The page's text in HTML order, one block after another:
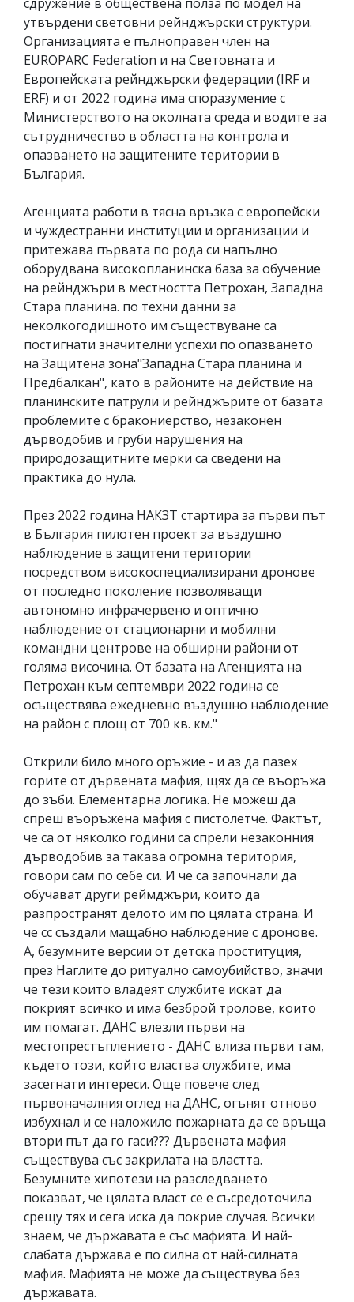
утвърдени световни рейнджърски структури.
Организацията е пълноправен член на
EUROPARC Federation и на Световната и
Европейската рейнджърски федерации (IRF и
ERF) и от 2022 година има споразумение с
Министерството на околната среда и водите за
сътрудничество в областта на контрола и
опазването на защитените територии в
България.
Агенцията работи в тясна връзка с европейски
и чуждестранни институции и организации и
притежава първата по рода си напълно
оборудвана високопланинска база за обучение
на рейнджъри в местността Петрохан, Западна
Стара планина. по техни данни за
неколкогодишното им съществуване са
постигнати значителни успехи по опазването
на Защитена зона"Западна Стара планина и
Предбалкан", като в районите на действие на
планинските патрули и рейнджърите от базата
проблемите с бракониерство, незаконен
дърводобив и груби нарушения на
природозащитните мерки са сведени на
практика до нула.
През 2022 година НАКЗТ стартира за първи път
в България пилотен проект за въздушно
наблюдение в защитени територии
посредством високоспециализирани дронове
от последно поколение позволяващи
автономно инфрачервено и оптично
наблюдение от стационарни и мобилни
командни центрове на обширни райони от
голяма височина. От базата на Агенцията на
Петрохан към септември 2022 година се
осъществява ежедневно въздушно наблюдение
на район с площ от 700 кв. км."
Открили било много оръжие - и аз да пазех
горите от дървената мафия, щях да се въоръжа
до зъби. Елементарна логика. Не можеш да
спреш въоръжена мафия с пистолетче. Фактът,
че са от няколко години са спрели незаконния
дърводобив за такава огромна територия,
говори сам по себе си. И че са започнали да
обучават други реймджъри, които да
разпространят делото им по цялата страна. И
че сс създали мащабно наблюдение с дронове.
А, безумните версии от детска проституция,
през Наглите до ритуално самоубийство, значи
че тези които владеят службите искат да
покрият всичко и има безброй тролове, които
им помагат. ДАНС влезли първи на
местопрестъплението - ДАНС влиза първи там,
където този, който властва службите, има
засегнати интереси. Още повече след
първоначалния оглед на ДАНС, огънят отново
избухнал и се наложило пожарната да се връща
втори път да го гаси??? Дървената мафия
съществува със закрилата на властта.
Безумните хипотези на разследването
показват, че цялата власт се е съсредоточила
срещу тях и сега иска да покрие случая. Всички
знаем, че държавата е със мафията. И най-
слабата държава е по силна от най-силната
мафия. Мафията не може да съществува без
държавата.